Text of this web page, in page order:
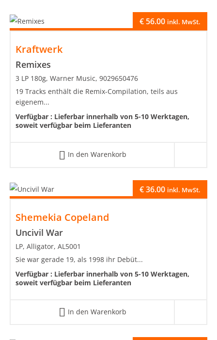
Kraftwerk
Remixes
€ 56.00 inkl. MwSt.
3 LP 180g, Warner Music, 9029650476
19 Tracks enthält die Remix-Compilation, teils aus
eigenem...
Verfügbar : Lieferbar innerhalb von 5-10 Werktagen,
soweit verfügbar beim Lieferanten
In den Warenkorb
Shemekia Copeland
Uncivil War
€36.00 inkl. MwSt.
LP, Alligator, AL5001
Sie war gerade 19, als 1998 ihr Debüt...
Verfügbar : Lieferbar innerhalb von 5-10 Werktagen,
soweit verfügbar beim Lieferanten
In den Warenkorb